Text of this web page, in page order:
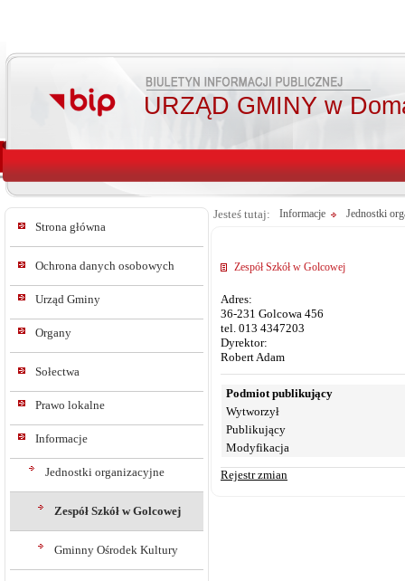
URZĄD GMINY w
Strona główna
Ochrona danych osobowych
Urząd Gminy
Organy
Sołectwa
Prawo lokalne
Informacje
Jednostki organizacyjne
Zespół Szkół w Golcowej
Gminny Ośrodek Kultury
Jesteś tutaj: Informacje Jednostki
Zespół Szkół w Golcowej
Adres:
36-231 Golcowa 456
tel. 013 4347203
Dyrektor:
Robert Adam
Podmiot publikujący
Wytworzył
Publikujący
Modyfikacja
Rejestr zmian